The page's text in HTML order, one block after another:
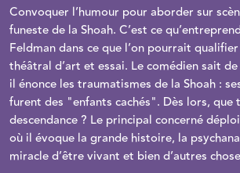
Convoquer l’humour pour aborder sur
funeste de la Shoah. C’est ce
Feldman dans ce que l’on pourrait
théâtral d’art et essai. Le comédien sait
il énonce les traumatismes de la Shoah :
furent des "enfants cachés". Dès lors, que
descendance ? Le principal concerné
où il évoque la grande histoire, la
miracle d’être vivant et bien d’autres